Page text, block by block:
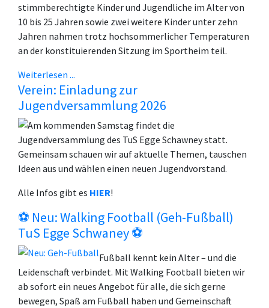
stimmberechtigte Kinder und Jugendliche im Alter von
10 bis 25 Jahren sowie zwei weitere Kinder unter zehn
Jahren nahmen trotz hochsommerlicher Temperaturen
an der konstituierenden Sitzung im Sportheim teil.
Weiterlesen ...
Verein: Einladung zur
Jugendversammlung 2026
Am kommenden Samstag findet die
Jugendversammlung des TuS Egge Schawney statt.
Gemeinsam schauen wir auf aktuelle Themen, tauschen
Ideen aus und wählen einen neuen Jugendvorstand.
Alle Infos gibt es HIER!
⚽ Neu: Walking Football (Geh-Fußball)
TuS Egge Schwaney ⚽
Fußball kennt kein Alter – und die
Leidenschaft verbindet. Mit Walking Football bieten wir
ab sofort ein neues Angebot für alle, die sich gerne
bewegen, Spaß am Fußball haben und Gemeinschaft